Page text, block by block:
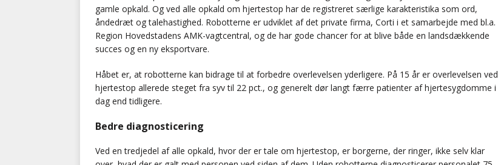
gamle opkald. Og ved alle opkald om hjertestop har de registreret særlige karakteristika som ord,
åndedræt og talehastighed. Robotterne er udviklet af det private firma, Corti i et samarbejde med bl.a.
Region Hovedstadens AMK-vagtcentral, og de har gode chancer for at blive både en landsdækkende
succes og en ny eksportvare.
Håbet er, at robotterne kan bidrage til at forbedre overlevelsen yderligere. På 15 år er overlevelsen ved
hjertestop allerede steget fra syv til 22 pct., og generelt dør langt færre patienter af hjertesygdomme i
dag end tidligere.
Bedre diagnosticering
Ved en tredjedel af alle opkald, hvor der er tale om hjertestop, er borgerne, der ringer, ikke selv klar